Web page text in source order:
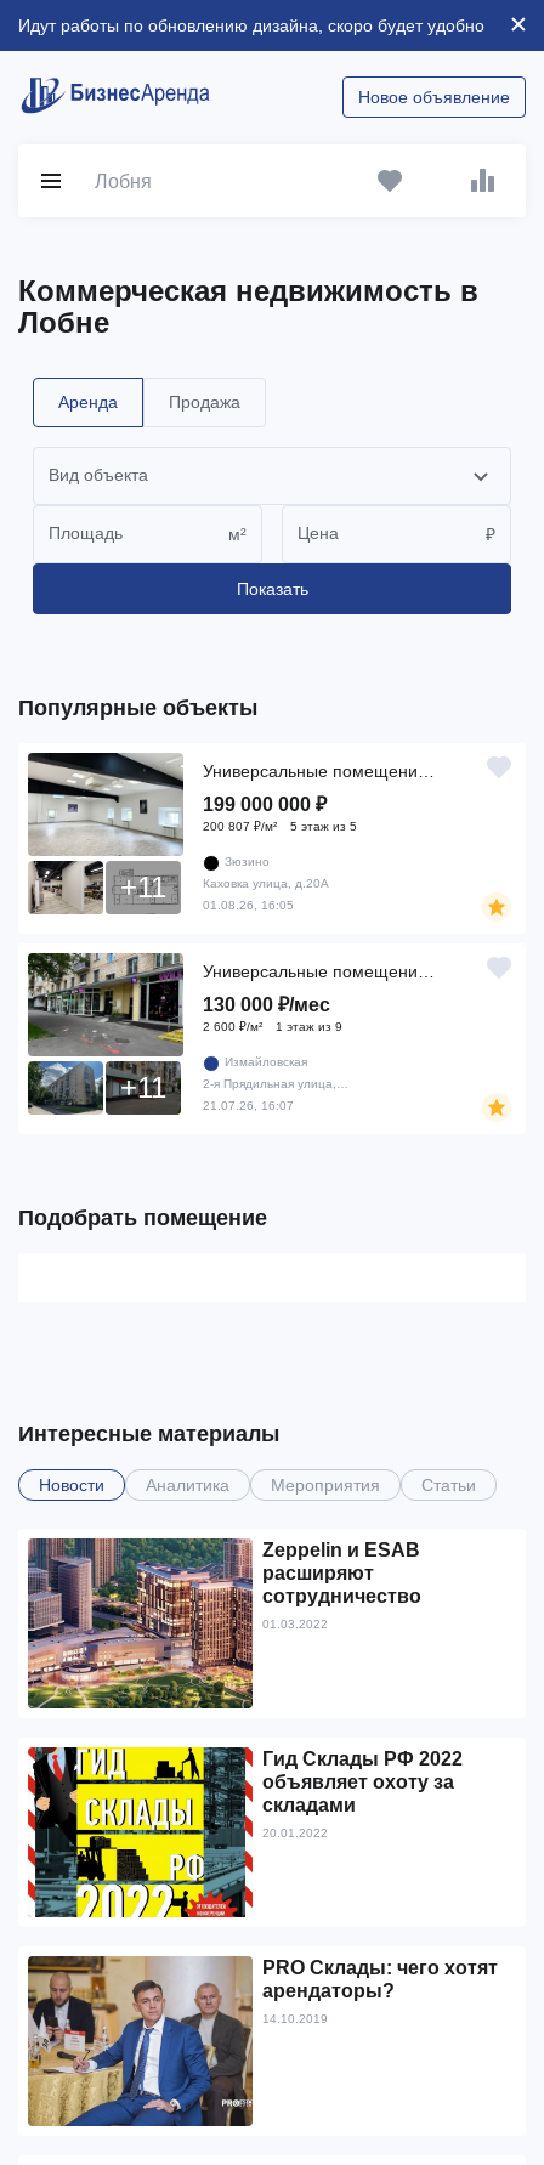
Идут работы по обновлению дизайна, скоро будет удобно
Новое объявление
Лобня
Коммерческая недвижимость в
Лобне
Аренда Продажа
Вид объекта
Площадь Цена
Показать
Популярные объекты
+11
2
199 000 000 ₽
200 807 ₽/м² 5 этаж из 5
Зюзино
Каховка улица, д.20А
01.08.26, 16:05
+11
130 000 ₽/мес
2 600 ₽/м² 1 этаж из 9
Измайловская
21.07.26, 16:07
Подобрать помещение
Интересные материалы
Новости Аналитика Мероприятия Статьи
Zeppelin и ESAB
расширяют
сотрудничество
01.03.2022
Гид Склады РФ 2022
объявляет охоту за
складами
20.01.2022
PRO Склады: чего хотят
арендаторы?
14.10.2019